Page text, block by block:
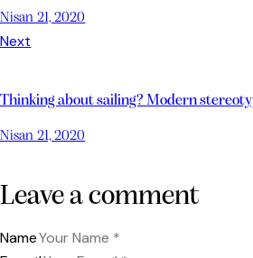
Nisan 21, 2020
Next
Thinking about sailing? Modern
Nisan 21, 2020
Leave a comment
Name